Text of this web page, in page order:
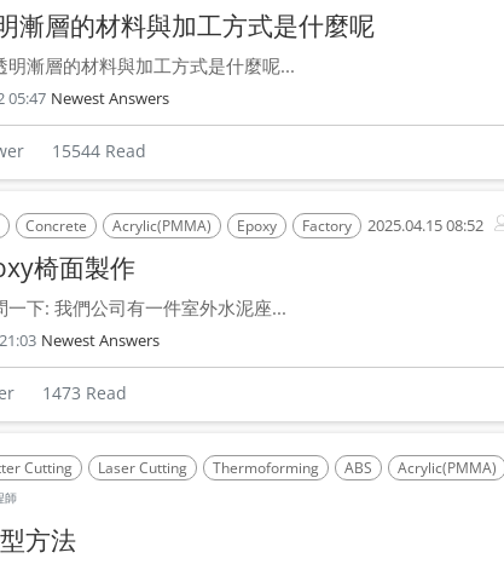
漸層的材料與加工方式是什麼呢
漸層的材料與加工方式是什麼呢...
05:47 Newest Answers
15544 Read
Concrete Acrylic(PMMA) Epoxy Factory 2025.04.15 08:52
椅面製作
下: 我們公司有一件室外水泥座...
Newest Answers
1473 Read
Cutting Laser Cutting Thermoforming ABS Acrylic(PMMA)
師
方法